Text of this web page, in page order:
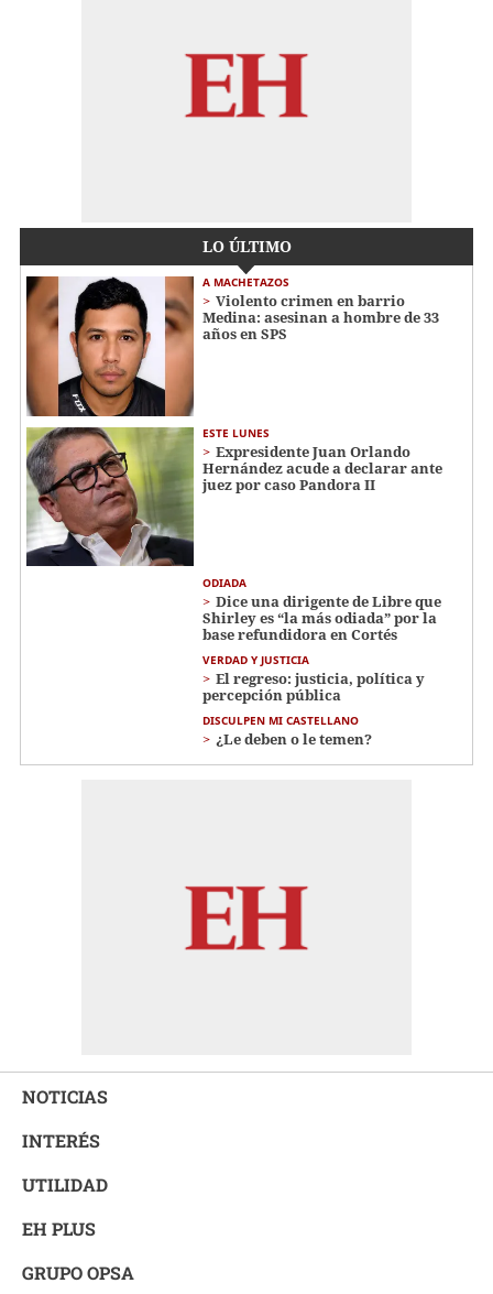
LO ÚLTIMO
A MACHETAZOS
Violento crimen en barrio
Medina: asesinan a hombre de 33
años en SPS
ESTE LUNES
Expresidente Juan Orlando
Hernández acude a declarar ante
juez por caso Pandora II
ODIADA
Dice una dirigente de Libre que
Shirley es “la más odiada” por la
base refundidora en Cortés
VERDAD Y JUSTICIA
El regreso: justicia, política y
percepción pública
DISCULPEN MI CASTELLANO
¿Le deben o le temen?
NOTICIAS
INTERÉS
UTILIDAD
EH PLUS
GRUPO OPSA